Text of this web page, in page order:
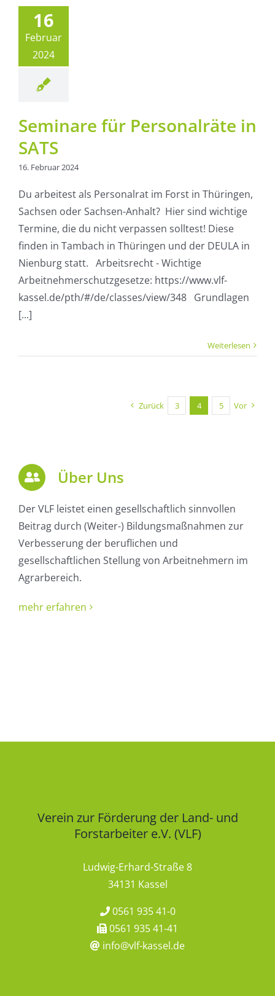
16
Februar
2024
SATS
Seminare für Personalräte in
SATS
16. Februar 2024
Du arbeitest als Personalrat im Forst in Thüringen,
Sachsen oder Sachsen-Anhalt? Hier sind wichtige
Termine, die du nicht verpassen solltest! Diese
finden in Tambach in Thüringen und der DEULA in
Nienburg statt. Arbeitsrecht - Wichtige
Arbeitnehmerschutzgesetze: https://www.vlf-
kassel.de/pth/#/de/classes/view/348 Grundlagen
[...]
Weiterlesen
Zurück 3 4 5 Vor
Über Uns
Der VLF leistet einen gesellschaftlich sinnvollen
Beitrag durch (Weiter-) Bildungsmaßnahmen zur
Verbesserung der beruflichen und
gesellschaftlichen Stellung von Arbeitnehmern im
Agrarbereich.
mehr erfahren
Verein zur Förderung der Land- und
Forstarbeiter e.V. (VLF)
Ludwig-Erhard-Straße 8
34131 Kassel
0561 935 41-0
0561 935 41-41
info@vlf-kassel.de